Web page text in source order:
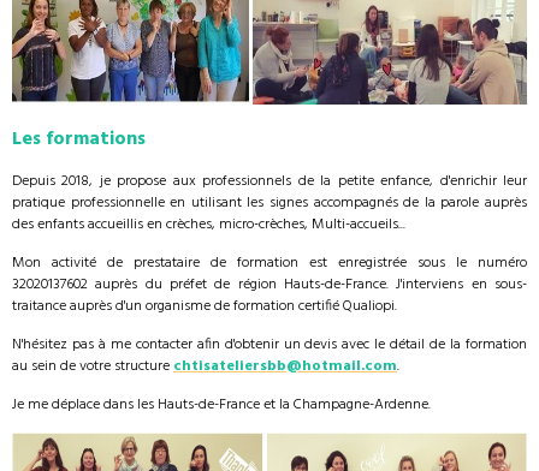
Les formations
Depuis 2018, je propose aux professionnels de la petite enfance, d'enrichir leur
pratique professionnelle en utilisant les signes accompagnés de la parole auprès
des enfants accueillis en crèches, micro-crèches, Multi-accueils...
Mon activité de prestataire de formation est enregistrée sous le numéro
32020137602 auprès du préfet de région Hauts-de-France. J'interviens en sous-
traitance auprès d'un organisme de formation certifié Qualiopi.
N'hésitez pas à me contacter afin d'obtenir un devis avec le détail de la formation
au sein de votre structurechtisateliersbb@hotmail.com.
Je me déplace dans les Hauts-de-France et la Champagne-Ardenne.